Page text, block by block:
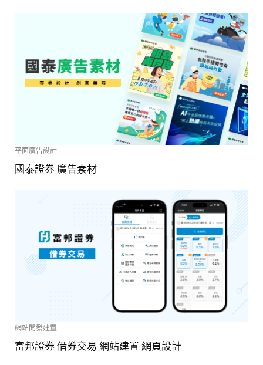
平面廣告設計
國泰證券 廣告素材
網站開發建置
富邦證券 借券交易 網站建置 網頁設計